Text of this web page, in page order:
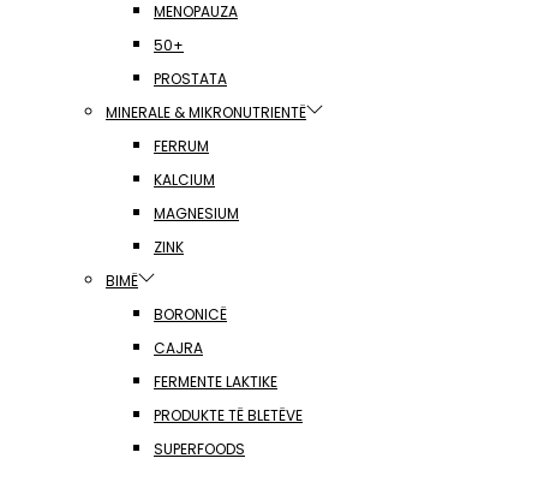
MENOPAUZA
50+
PROSTATA
MINERALE & MIKRONUTRIENTË
FERRUM
KALCIUM
MAGNESIUM
ZINK
BIMË
BORONICË
CAJRA
FERMENTE LAKTIKE
PRODUKTE TË BLETËVE
SUPERFOODS